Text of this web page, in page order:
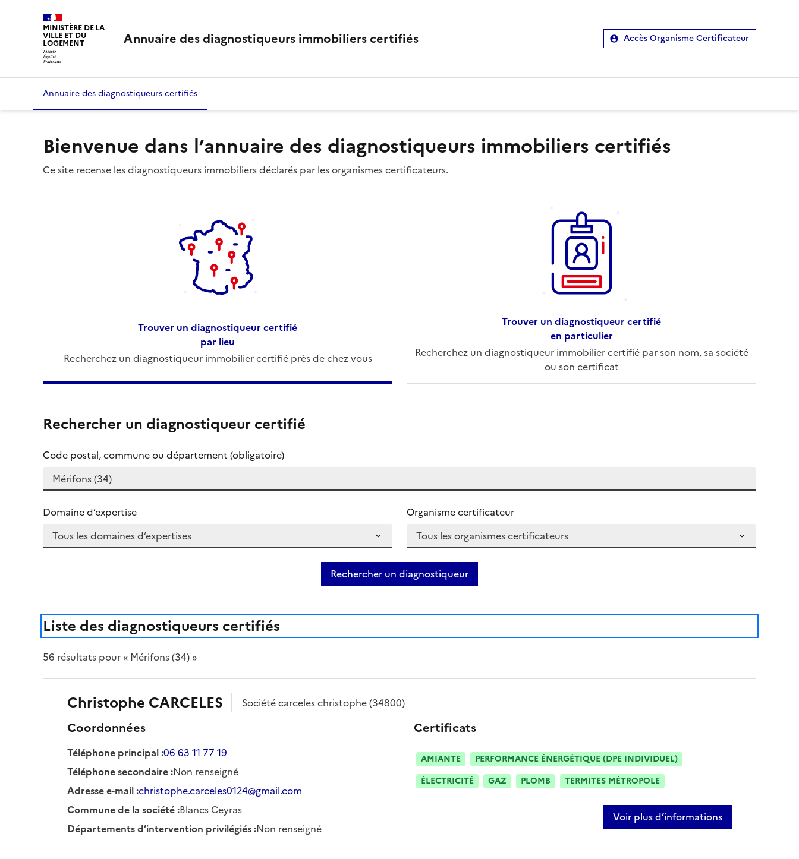
MINISTÈRE DE LA
VILLE ET DU
LOGEMENT Annuaire des diagnostiqueurs immobiliers certifiés Accès Organisme Certificateur
Annuaire des diagnostiqueurs certifiés
Bienvenue dans l’annuaire des diagnostiqueurs immobiliers certifiés
Ce site recense les diagnostiqueurs immobiliers déclarés par les organismes certificateurs.
Trouver un diagnostiqueur certifié
par lieu
Recherchez un diagnostiqueur immobilier certifié près de chez vous
Trouver un diagnostiqueur certifié
en particulier
Recherchez un diagnostiqueur immobilier certifié par son nom, sa société
ou son certificat
Rechercher un diagnostiqueur certifié
Code postal, commune ou département (obligatoire)
Domaine d’expertise Organisme certificateur
Rechercher un diagnostiqueur
Liste des diagnostiqueurs certifiés
56 résultats pour « Mérifons (34) »
Christophe CARCELES Sociétécarceles christophe(34800)
Coordonnées
Téléphone principal:06 63 11 77 19
Téléphone secondaire:Non renseigné
Adresse e-mail:christophe.carceles0124@gmail.com
Commune de la société:Blancs Ceyras
Départements d’intervention privilégiés:Non renseigné
Certificats
AMIANTE
PERFORMANCE ÉNERGÉTIQUE (DPE INDIVIDUEL)
ÉLECTRICITÉ
GAZ PLOMB TERMITES MÉTROPOLE
Voir plus d’informations
sur christophe carceles